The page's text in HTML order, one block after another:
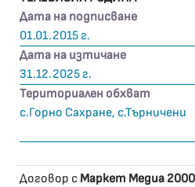
Дата на подписване
01.01.2015 г.
Дата на изтичане
31.12.2025 г.
Териториален обхват
с.Горно Сахране, с.Търничени
Договор с Маркет Медиа 2000